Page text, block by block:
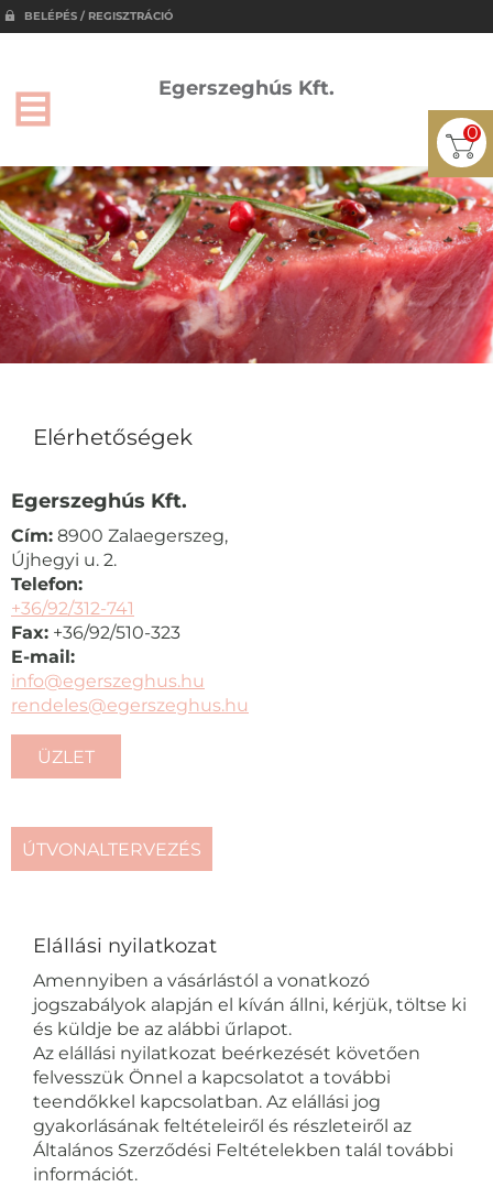
BELÉPÉS / REGISZTRÁCIÓ
0
Egerszeghús Kft.
Elérhetőségek
Egerszeghús Kft.
Cím: 8900 Zalaegerszeg,
Újhegyi u. 2.
Telefon:
+36/92/312-741
Fax: +36/92/510-323
E-mail:
info@egerszeghus.hu
rendeles@egerszeghus.hu
ÜZLET
ÚTVONALTERVEZÉS
Elállási nyilatkozat
Amennyiben a vásárlástól a vonatkozó
jogszabályok alapján el kíván állni, kérjük, töltse ki
és küldje be az alábbi űrlapot.
Az elállási nyilatkozat beérkezését követően
felvesszük Önnel a kapcsolatot a további
teendőkkel kapcsolatban. Az elállási jog
gyakorlásának feltételeiről és részleteiről az
Általános Szerződési Feltételekben talál további
információt.